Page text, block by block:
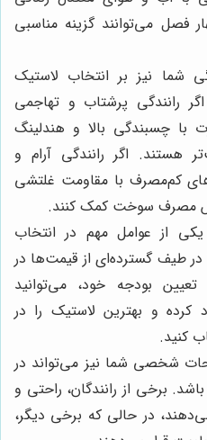
فصل می‌توانند گزینه مناسبی
شما نیز بر انتخاب لاستیک
رانندگی پرشتاب و تهاجمی
با چسبندگی بالا و هندلینگ
هستند. اگر رانندگی آرام و
کم‌مصرف با مقاومت غلتشی
مصرف سوخت کمک کنند.
از عوامل مهم در انتخاب
طیف گسترده‌ای از قیمت‌ها در
تعیین بودجه خود، می‌توانید
کرده و بهترین لاستیک را در
کنید.
شخصی شما نیز می‌تواند در
برخی از رانندگان، راحتی و
در حالی که برخی دیگر،